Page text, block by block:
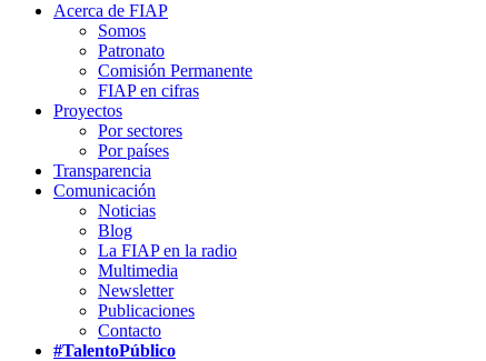
Acerca de FIAP
Somos
Patronato
Comisión Permanente
FIAP en cifras
Proyectos
Por sectores
Por países
Transparencia
Comunicación
Noticias
Blog
La FIAP en la radio
Multimedia
Newsletter
Publicaciones
Contacto
#TalentoPúblico